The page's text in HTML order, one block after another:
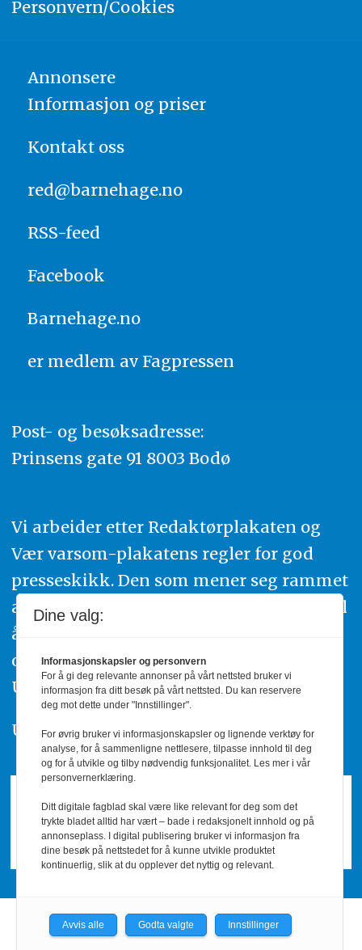
Personvern/Cookies
Annonsere
Informasjon og priser
Kontakt oss
red@barnehage.no
RSS-feed
Facebook
Barnehage.no
er medlem av Fagpressen
Post- og besøksadresse:
Prinsens gate 91 8003 Bodø
Vi arbeider etter Redaktørplakaten og
Vær varsom-plakatens regler for god
presseskikk. Den som mener seg rammet
av urettmessig publisering, oppfordres til
å ta kontakt med redaksjonen. Du kan
også klage inn saker til Pressens Faglige
Utvalg,www.pfu.no.
Utgiver: PBL
Powered by Labrador CMS
Dine valg:
Informasjonskapsler og personvern
For å gi deg relevante annonser på vårt nettsted bruker vi
informasjon fra ditt besøk på vårt nettsted. Du kan reservere
deg mot dette under "Innstillinger".
For øvrig bruker vi informasjonskapsler og lignende verktøy for
analyse, for å sammenligne nettlesere, tilpasse innhold til deg
og for å utvikle og tilby nødvendig funksjonalitet. Les mer i vår
personvernerklæring.
Ditt digitale fagblad skal være like relevant for deg som det
trykte bladet alltid har vært – bade i redaksjonelt innhold og på
annonseplass. I digital publisering bruker vi informasjon fra
dine besøk på nettstedet for å kunne utvikle produktet
kontinuerlig, slik at du opplever det nyttig og relevant.
Avvis alle Godta valgte Innstillinger